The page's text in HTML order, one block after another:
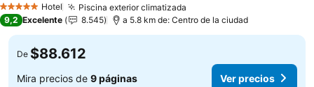
5 Estrellas Hotel Piscina exterior climatizada
9,2 Excelente 8.545 a 5.8 km de: Centro de la ciudad
De $88.612
Mira precios de 9 páginas Ver precios